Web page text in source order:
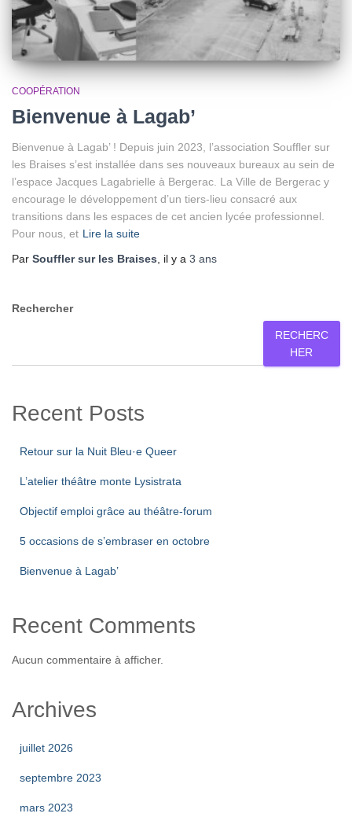
COOPÉRATION
Bienvenue à Lagab’
Bienvenue à Lagab’ ! Depuis juin 2023, l’association Souffler sur
les Braises s’est installée dans ses nouveaux bureaux au sein de
l’espace Jacques Lagabrielle à Bergerac. La Ville de Bergerac y
encourage le développement d’un tiers-lieu consacré aux
transitions dans les espaces de cet ancien lycée professionnel.
Pour nous, et Lire la suite
Par Souffler sur les Braises , il y a 3 ans
Rechercher
RECHERC
HER
Recent Posts
Retour sur la Nuit Bleu·e Queer
L’atelier théâtre monte Lysistrata
Objectif emploi grâce au théâtre-forum
5 occasions de s’embraser en octobre
Bienvenue à Lagab’
Recent Comments
Aucun commentaire à afficher.
Archives
juillet 2026
septembre 2023
mars 2023